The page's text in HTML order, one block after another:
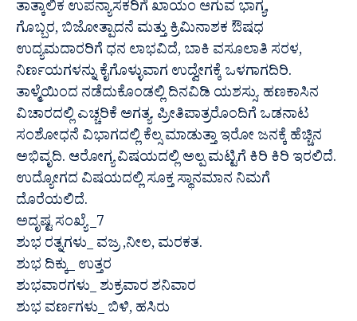
ತಾತ್ಕಾಲಿಕ ಉಪನ್ಯಾಸಕರಿಗೆ ಖಾಯಂ ಆಗುವ ಭಾಗ್ಯ,
ಗೊಬ್ಬರ, ಬಿಜೋತ್ಪಾದನೆ ಮತ್ತು ಕ್ರಿಮಿನಾಶಕ ಔಷಧ
ಉದ್ಯಮದಾರರಿಗೆ ಧನ ಲಾಭವಿದೆ, ಬಾಕಿ ವಸೂಲಾತಿ ಸರಳ,
ನಿರ್ಣಯಗಳನ್ನು ಕೈಗೊಳ್ಳುವಾಗ ಉದ್ವೇಗಕ್ಕೆ ಒಳಗಾಗದಿರಿ.
ತಾಳ್ಮೆಯಿಂದ ನಡೆದುಕೊಂಡಲ್ಲಿ ದಿನವಿಡಿ ಯಶಸ್ಸು. ಹಣಕಾಸಿನ
ವಿಚಾರದಲ್ಲಿ ಎಚ್ಚರಿಕೆ ಅಗತ್ಯ. ಪ್ರೀತಿಪಾತ್ರರೊಂದಿಗೆ ಒಡನಾಟ
ಸಂಶೋಧನೆ ವಿಭಾಗದಲ್ಲಿ ಕೆಲ್ಸ ಮಾಡುತ್ತಾ ಇರೋ ಜನಕ್ಕೆ ಹೆಚ್ಚಿನ
ಅಭಿವೃದಿ. ಆರೋಗ್ಯ ವಿಷಯದಲ್ಲಿ ಅಲ್ಪ ಮಟ್ಟಿಗೆ ಕಿರಿ ಕಿರಿ ಇರಲಿದೆ.
ಉದ್ಯೋಗದ ವಿಷಯದಲ್ಲಿ ಸೂಕ್ತ ಸ್ಥಾನಮಾನ ನಿಮಗೆ
ದೊರೆಯಲಿದೆ.
ಅದೃಷ್ಟ ಸಂಖ್ಯೆ _7
ಶುಭ ರತ್ನಗಳು_ ವಜ್ರ ,ನೀಲ, ಮರಕತ.
ಶುಭ ದಿಕ್ಕು_ ಉತ್ತರ
ಶುಭವಾರಗಳು_ ಶುಕ್ರವಾರ ಶನಿವಾರ
ಶುಭ ವರ್ಣಗಳು_ ಬಿಳಿ, ಹಸಿರು